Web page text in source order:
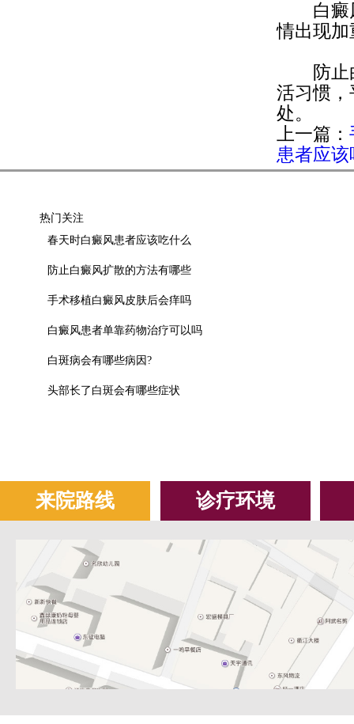
白癜风
情出现加
防
活习惯
处。
上一篇：
患者应
热门关注
春天时白癜风患者应该吃什么
防止白癜风扩散的方法有哪些
手术移植白癜风皮肤后会痒吗
白癜风患者单靠药物治疗可以吗
白斑病会有哪些病因?
头部长了白斑会有哪些症状
来院路线 诊疗环境